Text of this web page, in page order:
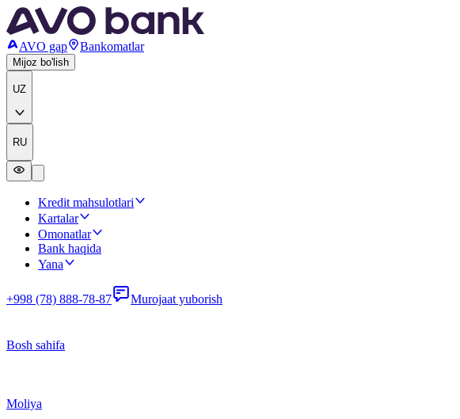
AVO gap Bankomatlar
Mijoz bo'lish
UZ
RU
Kredit mahsulotlari
Kartalar
Omonatlar
Bank haqida
Yana
+998 (78) 888-78-87 Murojaat yuborish
Bosh sahifa
Moliya